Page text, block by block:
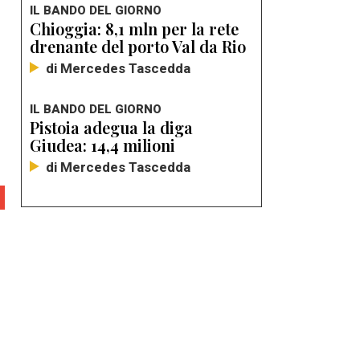
IL BANDO DEL GIORNO
Chioggia: 8,1 mln per la rete
drenante del porto Val da Rio
di Mercedes Tascedda
IL BANDO DEL GIORNO
Pistoia adegua la diga
Giudea: 14,4 milioni
di Mercedes Tascedda